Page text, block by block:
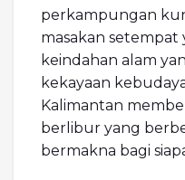
perkampungan
masakan setempat
keindahan alam
kekayaan
Kalimantan
berlibur yang
bermakna bagi